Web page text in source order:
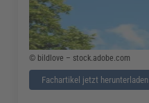
© bildlove – stock.adobe.com
Fachartikel jetzt herunterladen